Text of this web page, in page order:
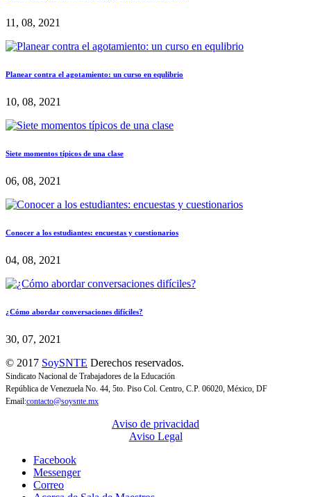
11, 08, 2021
Planear contra el agotamiento: un curso en equlibrio
10, 08, 2021
Siete momentos típicos de una clase
06, 08, 2021
Conocer a los estudiantes: encuestas y cuestionarios
04, 08, 2021
¿Cómo abordar conversaciones difíciles?
30, 07, 2021
© 2017 SoySNTE Derechos reservados.
Sindicato Nacional de Trabajadores de la Educación
República de Venezuela No. 44, 5to. Piso Col. Centro, C.P. 06020, México, DF
Email:contacto@soysnte.mx
Aviso de privacidad
Aviso Legal
Facebook
Messenger
Correo